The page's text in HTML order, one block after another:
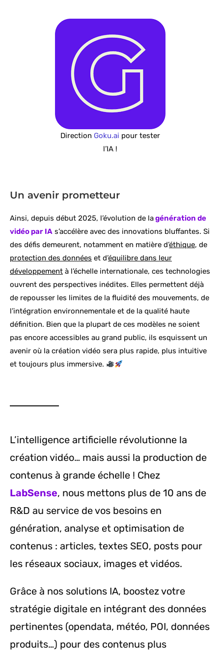
Direction Goku.ai pour tester
l’IA !
Un avenir prometteur
Ainsi, depuis début 2025, l’évolution de lagénération de
vidéo par IA s’accélère avec des innovations bluffantes. Si
des défis demeurent, notamment en matière d’éthique, de
protection des données et d’équilibre dans leur
développement à l’échelle internationale, ces technologies
ouvrent des perspectives inédites. Elles permettent déjà
de repousser les limites de la fluidité des mouvements, de
l’intégration environnementale et de la qualité haute
définition. Bien que la plupart de ces modèles ne soient
pas encore accessibles au grand public, ils esquissent un
avenir où la création vidéo sera plus rapide, plus intuitive
et toujours plus immersive.
L’intelligence artificielle révolutionne la
création vidéo… mais aussi la production de
contenus à grande échelle ! Chez
LabSense, nous mettons plus de 10 ans de
R&D au service de vos besoins en
génération, analyse et optimisation de
contenus : articles, textes SEO, posts pour
les réseaux sociaux, images et vidéos.
Grâce à nos solutions IA, boostez votre
stratégie digitale en intégrant des données
pertinentes (opendata, météo, POI, données
produits…) pour des contenus plus